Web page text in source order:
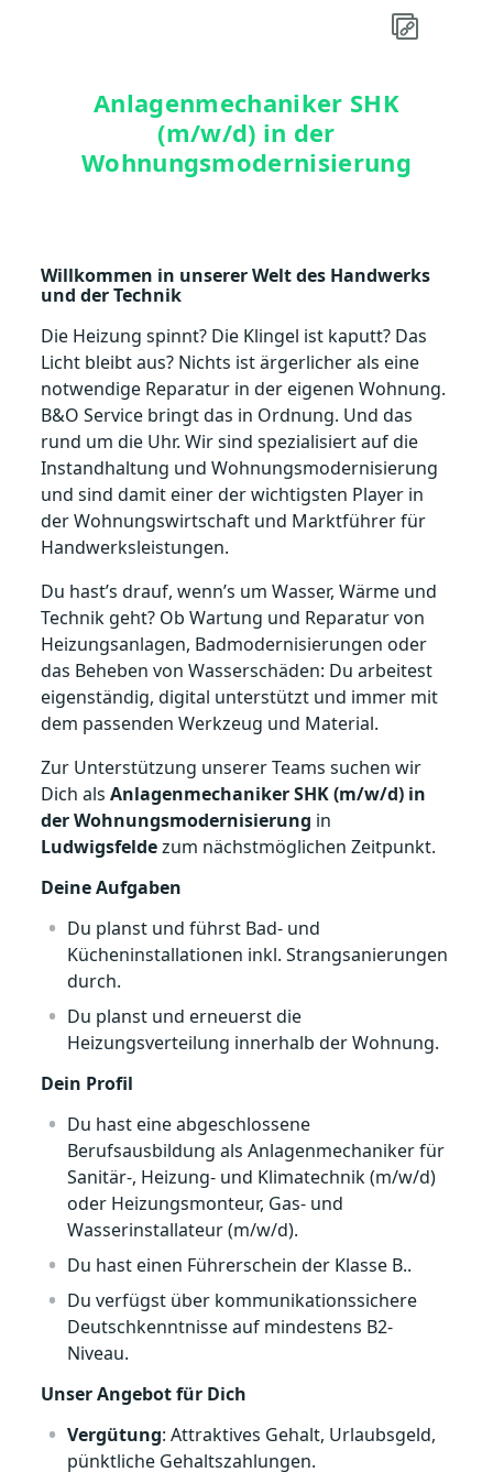
Anlagenmechaniker SHK
(m/w/d) in der
Wohnungsmodernisierung
Willkommen in unserer Welt des Handwerks
und der Technik
Die Heizung spinnt? Die Klingel ist kaputt? Das
Licht bleibt aus? Nichts ist ärgerlicher als eine
notwendige Reparatur in der eigenen Wohnung.
B&O Service bringt das in Ordnung. Und das
rund um die Uhr. Wir sind spezialisiert auf die
Instandhaltung und Wohnungsmodernisierung
und sind damit einer der wichtigsten Player in
der Wohnungswirtschaft und Marktführer für
Handwerksleistungen.
Du hast’s drauf, wenn’s um Wasser, Wärme und
Technik geht? Ob Wartung und Reparatur von
Heizungsanlagen, Badmodernisierungen oder
das Beheben von Wasserschäden: Du arbeitest
eigenständig, digital unterstützt und immer mit
dem passenden Werkzeug und Material.
Zur Unterstützung unserer Teams suchen wir
Dich alsAnlagenmechaniker SHK (m/w/d) in
der Wohnungsmodernisierung in
Ludwigsfeldezum nächstmöglichen Zeitpunkt.
Deine Aufgaben
Du planst und führst Bad- und
Kücheninstallationen inkl. Strangsanierungen
durch.
Du planst und erneuerst die
Heizungsverteilung innerhalb der Wohnung.
Dein Profil
Du hast eine abgeschlossene
Berufsausbildung als Anlagenmechaniker für
Sanitär-, Heizung- und Klimatechnik (m/w/d)
oder Heizungsmonteur, Gas- und
Wasserinstallateur (m/w/d).
Du hast einen Führerschein der Klasse B..
Du verfügst über kommunikationssichere
Deutschkenntnisse auf mindestens B2-
Niveau.
Unser Angebot für Dich
Vergütung: Attraktives Gehalt, Urlaubsgeld,
pünktliche Gehaltszahlungen.